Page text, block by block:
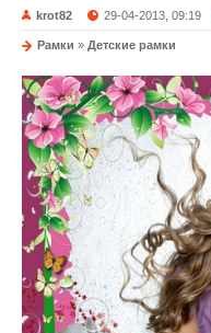
krot82 29-04-2013, 09:19
Рамки » Детские рамки